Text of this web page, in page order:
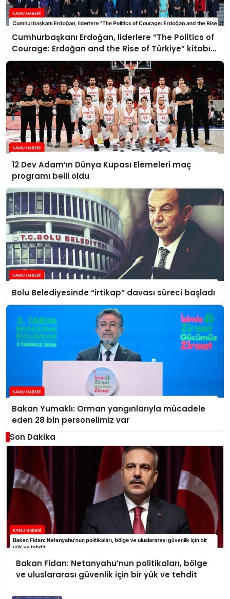
Cumhurbaşkanı Erdoğan, liderlere “The Politics of
Courage: Erdoğan and the Rise of Türkiye” kitabını
takdim etti
12 Dev Adam’ın Dünya Kupası Elemeleri maç
programı belli oldu
Bolu Belediyesinde “irtikap” davası süreci başladı
Bakan Yumaklı: Orman yangınlarıyla mücadele
eden 28 bin personelimiz var
Son Dakika
Bakan Fidan: Netanyahu’nun politikaları, bölge
ve uluslararası güvenlik için bir yük ve tehdit